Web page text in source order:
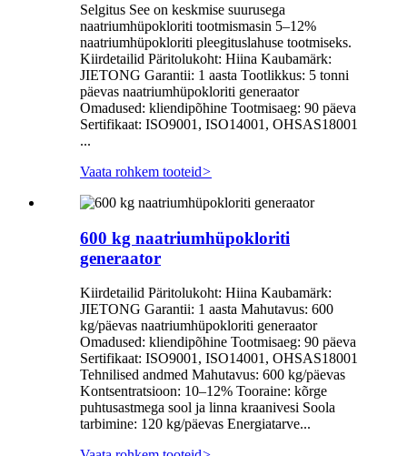
Selgitus See on keskmise suurusega
naatriumhüpokloriti tootmismasin 5–12%
naatriumhüpokloriti pleegituslahuse tootmiseks.
Kiirdetailid Päritolukoht: Hiina Kaubamärk:
JIETONG Garantii: 1 aasta Tootlikkus: 5 tonni
päevas naatriumhüpokloriti generaator
Omadused: kliendipõhine Tootmisaeg: 90 päeva
Sertifikaat: ISO9001, ISO14001, OHSAS18001
...
Vaata rohkem tooteid>
600 kg naatriumhüpokloriti
generaator
Kiirdetailid Päritolukoht: Hiina Kaubamärk:
JIETONG Garantii: 1 aasta Mahutavus: 600
kg/päevas naatriumhüpokloriti generaator
Omadused: kliendipõhine Tootmisaeg: 90 päeva
Sertifikaat: ISO9001, ISO14001, OHSAS18001
Tehnilised andmed Mahutavus: 600 kg/päevas
Kontsentratsioon: 10–12% Tooraine: kõrge
puhtusastmega sool ja linna kraanivesi Soola
tarbimine: 120 kg/päevas Energiatarve...